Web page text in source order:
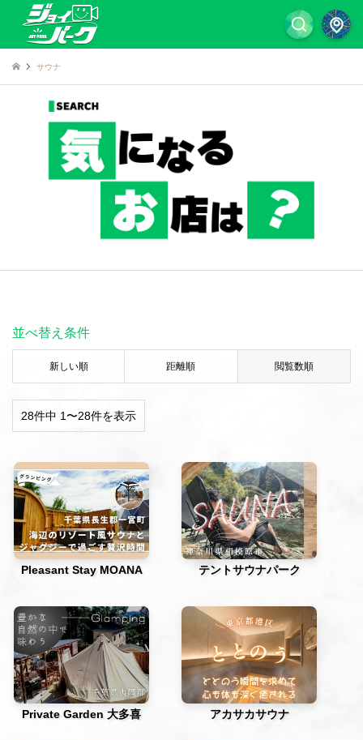
サウナ
並べ替え条件
新しい順 距離順 閲覧数順
28件中 1〜28件を表示
Pleasant Stay MOANA テントサウナパーク
Private Garden 大多喜 アカサカサウナ